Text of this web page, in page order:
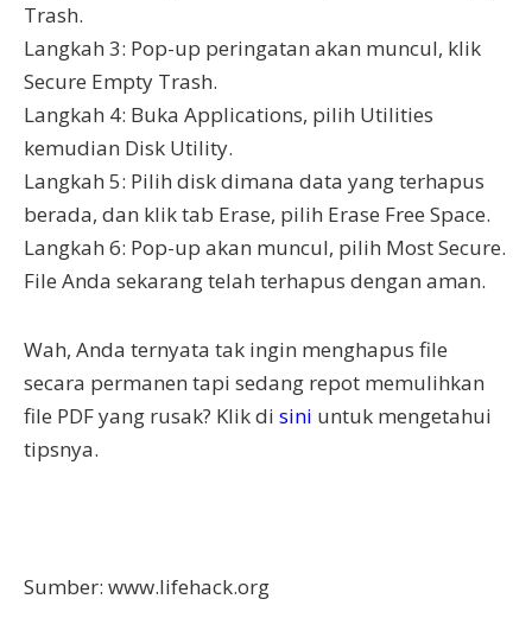
Trash.
Langkah 3: Pop-up peringatan akan muncul, klik
Secure Empty Trash.
Langkah 4: Buka Applications, pilih Utilities
kemudian Disk Utility.
Langkah 5: Pilih disk dimana data yang terhapus
berada, dan klik tab Erase, pilih Erase Free Space.
Langkah 6: Pop-up akan muncul, pilih Most Secure.
File Anda sekarang telah terhapus dengan aman.
Wah, Anda ternyata tak ingin menghapus file
secara permanen tapi sedang repot memulihkan
file PDF yang rusak? Klik di sini untuk mengetahui
tipsnya.
Sumber: www.lifehack.org